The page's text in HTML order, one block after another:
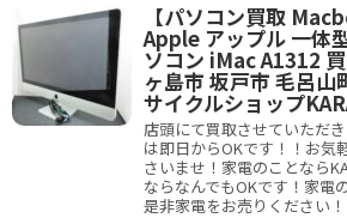
【パソコン買取
Apple アップル 一体
ソコン iMac A1312
ヶ島市 坂戸市 毛呂山
サイクルショップ
店頭にて買取させていただ
は即日からOKです！！お気
さいませ！家電のことなら
ならなんでもOKです！家電
是非家電をお売りください！